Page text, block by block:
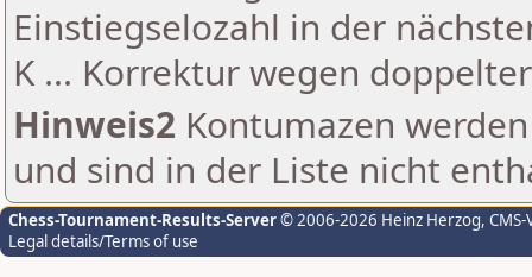
Einstiegselozahl in der
K ... Korrektur wegen
Hinweis2 Kontumazen
und sind in der Liste nicht
Chess-Tournament-Results-Server© 2006-2026 Heinz Herzog,
Legal details/Terms of use